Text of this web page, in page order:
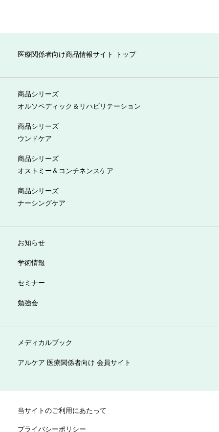
医療関係者向け商品情報サイト トップ
商品シリーズ
オルソペディック＆リハビリテーション
商品シリーズ
ウンドケア
商品シリーズ
オストミー＆コンチネンスケア
商品シリーズ
ナーシングケア
お知らせ
学術情報
セミナー
勉強会
メディカルブック
アルケア 医療関係者向け 会員サイト
当サイトのご利用にあたって
プライバシーポリシー